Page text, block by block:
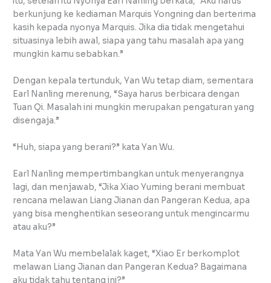
berkunjung ke kediaman Marquis Yongning dan berterima
kasih kepada nyonya Marquis. Jika dia tidak mengetahui
situasinya lebih awal, siapa yang tahu masalah apa yang
mungkin kamu sebabkan.”
Dengan kepala tertunduk, Yan Wu tetap diam, sementara
Earl Nanling merenung, “Saya harus berbicara dengan
Tuan Qi. Masalah ini mungkin merupakan pengaturan yang
disengaja.”
“Huh, siapa yang berani?” kata Yan Wu.
Earl Nanling mempertimbangkan untuk menyerangnya
lagi, dan menjawab, “Jika Xiao Yuming berani membuat
rencana melawan Liang Jianan dan Pangeran Kedua, apa
yang bisa menghentikan seseorang untuk mengincarmu
atau aku?”
Mata Yan Wu membelalak kaget, “Xiao Er berkomplot
melawan Liang Jianan dan Pangeran Kedua? Bagaimana
aku tidak tahu tentang ini?”